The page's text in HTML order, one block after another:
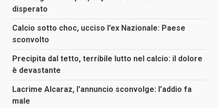
disperato
Calcio sotto choc, ucciso l’ex Nazionale: Paese
sconvolto
Precipita dal tetto, terribile lutto nel calcio: il dolore
è devastante
Lacrime Alcaraz, l’annuncio sconvolge: l’addio fa
male